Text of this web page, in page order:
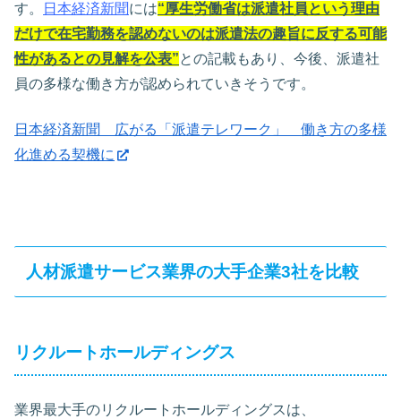
す。
日本経済新聞には“厚生労働省は派遣社員という理由
だけで在宅勤務を認めないのは派遣法の趣旨に反する可能
性があるとの見解を公表”との記載もあり、今後、派遣社
員の多様な働き方が認められていきそうです。
日本経済新聞 広がる「派遣テレワーク」 働き方の多様
化進める契機に
人材派遣サービス業界の大手企業3社を比較
リクルートホールディングス
業界最大手のリクルートホールディングスは、